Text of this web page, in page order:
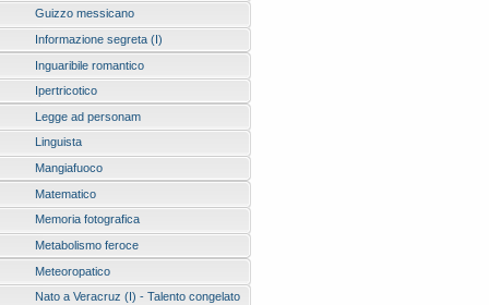
Guizzo messicano
Informazione segreta (I)
Inguaribile romantico
Ipertricotico
Legge ad personam
Linguista
Mangiafuoco
Matematico
Memoria fotografica
Metabolismo feroce
Meteoropatico
Nato a Veracruz (I) - Talento congelato